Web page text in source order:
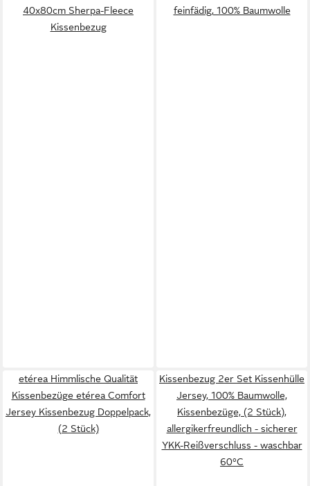
40x80cm Sherpa-Fleece
Kissenbezug
feinfädig, 100% Baumwolle
etérea Himmlische Qualität
Kissenbezüge etérea Comfort
Jersey Kissenbezug Doppelpack,
(2 Stück)
Kissenbezug 2er Set Kissenhülle
Jersey, 100% Baumwolle,
Kissenbezüge, (2 Stück),
allergikerfreundlich - sicherer
YKK-Reißverschluss - waschbar
60°C